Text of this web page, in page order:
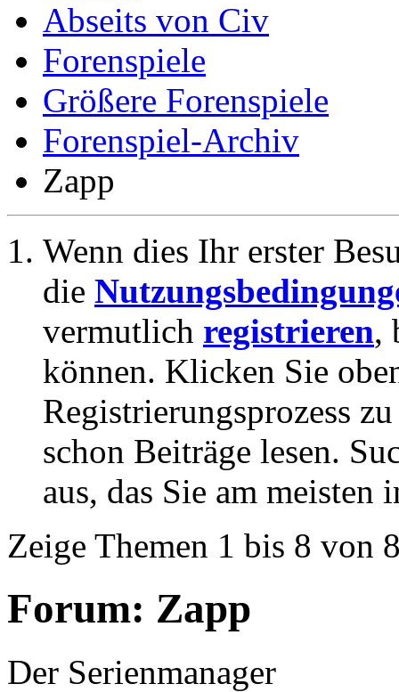
Abseits von Civ
Forenspiele
Größere Forenspiele
Forenspiel-Archiv
Zapp
Wenn dies Ihr erster
die
vermutlich registrieren,
können. Klicken Sie
Registrierungsprozess
schon Beiträge lesen.
aus, das Sie am meisten
Zeige Themen 1 bis 8 von
Forum: Zapp
Der Serienmanager